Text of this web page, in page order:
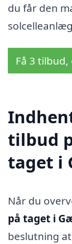
du får den
Få 3
tilbud
taget i
Når du
på taget i
beslutning